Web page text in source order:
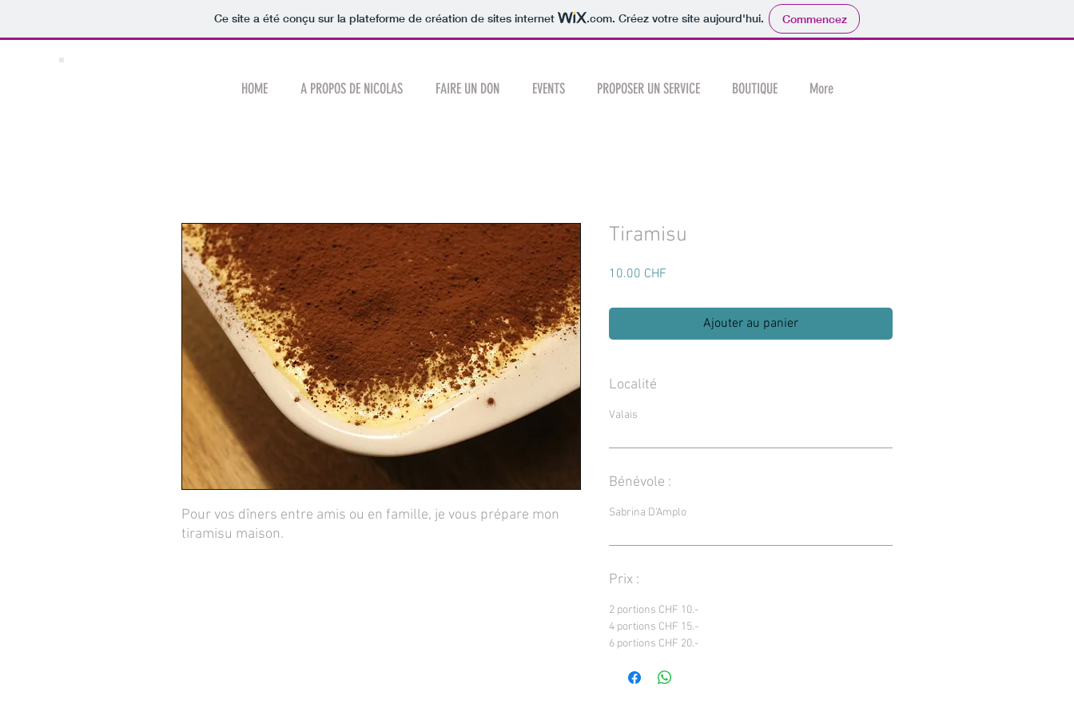
Ce site a été conçu sur la plateforme de création de sites internet .com. Créez votre site aujourd'hui. Commencez
HOME A PROPOS DE NICOLAS FAIRE UN DON EVENTS PROPOSER UN SERVICE BOUTIQUE More
Pour vos dîners entre amis ou en famille, je vous prépare mon
tiramisu maison.
Tiramisu
10.00 CHF
Ajouter au panier
Localité
Valais
Bénévole :
Sabrina D'Amplo
Prix :
2 portions CHF 10.-
4 portions CHF 15.-
6 portions CHF 20.-